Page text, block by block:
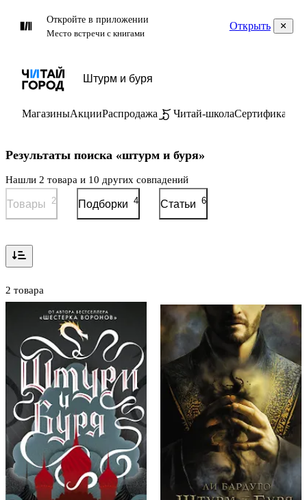
Откройте в приложении
Место встречи с книгами
Открыть
МагазиныАкцииРаспродажа Читай-школаСертификаты
Результаты поиска «штурм и буря»
Нашли 2 товара и 10 других совпадений
Товары 2 Подборки 4 Статьи 6
2 товара